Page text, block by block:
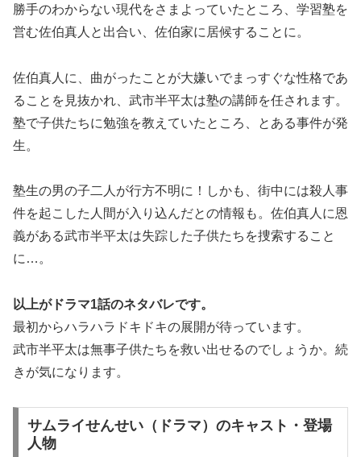
勝手のわからない現代をさまよっていたところ、学習塾を
営む佐伯真人と出合い、佐伯家に居候することに。
佐伯真人に、曲がったことが大嫌いでまっすぐな性格であ
ることを見抜かれ、武市半平太は塾の講師を任されます。
塾で子供たちに勉強を教えていたところ、とある事件が発
生。
塾生の男の子二人が行方不明に！しかも、街中には殺人事
件を起こした人間が入り込んだとの情報も。佐伯真人に恩
義がある武市半平太は失踪した子供たちを捜索すること
に…。
以上がドラマ1話のネタバレです。
最初からハラハラドキドキの展開が待っています。
武市半平太は無事子供たちを救い出せるのでしょうか。続
きが気になります。
サムライせんせい（ドラマ）のキャスト・登場
人物